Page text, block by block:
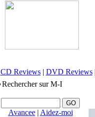
CD Reviews| DVD Reviews|
Rechercher sur M-I
Avancee| Aidez-moi